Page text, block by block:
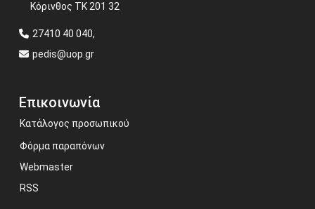
Κόρινθος ΤΚ 201 32
27410 40 040,
pedis@uop.gr
Επικοινωνία
Κατάλογος προσωπικού
Φόρμα παραπόνων
Webmaster
RSS